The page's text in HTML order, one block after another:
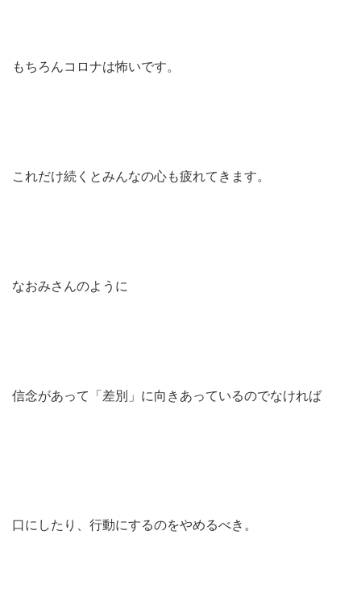
もちろんコロナは怖いです。
これだけ続くとみんなの心も疲れてきます。
なおみさんのように
信念があって「差別」に向きあっているのでなければ
口にしたり、行動にするのをやめるべき。